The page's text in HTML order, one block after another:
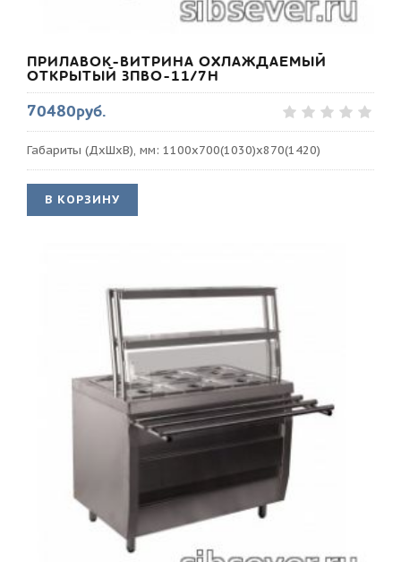
ПРИЛАВОК-ВИТРИНА ОХЛАЖДАЕМЫЙ
ОТКРЫТЫЙ ЗПВО-11/7Н
70480руб.
Габариты (ДхШхВ), мм: 1100х700(1030)х870(1420)
В КОРЗИНУ